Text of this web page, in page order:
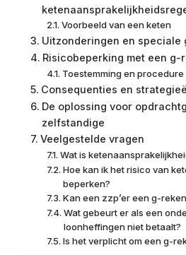
Voorbeeld van een keten
Uitzonderingen en speciale
Risicobeperking met een g-
Toestemming en procedure
Consequenties en
De oplossing voor
zelfstandige
Veelgestelde vragen
Wat is
Hoe kan ik het risico van
beperken?
Kan een zzp’er een g-
Wat gebeurt er als een
loonheffingen niet betaalt?
Is het verplicht om een g-